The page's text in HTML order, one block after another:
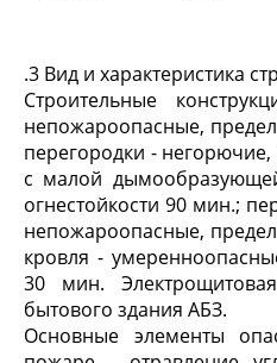
.3 Вид и характеристика
Строительные
непожароопасные,
перегородки -
с малой
огнестойкости 90 мин.;
непожароопасные,
кровля -
30 мин.
бытового здания АБЗ.
Основные элементы